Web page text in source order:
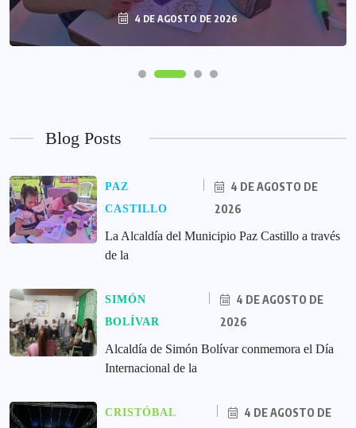
4 DE AGOSTO DE 2026
Blog Posts
PAZ
CASTILLO
4 DE AGOSTO DE
2026
La Alcaldía del Municipio Paz Castillo a través
de la
SIMÓN
BOLÍVAR
4 DE AGOSTO DE
2026
Alcaldía de Simón Bolívar conmemora el Día
Internacional de la
CRISTÓBAL
4 DE AGOSTO DE